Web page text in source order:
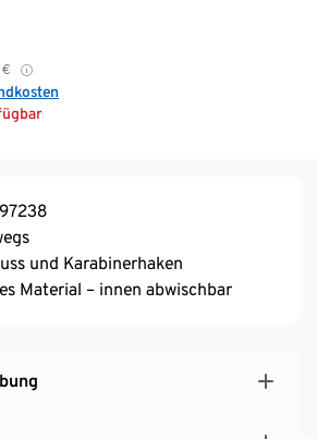
€
und Karabinerhaken
Material – innen abwischbar